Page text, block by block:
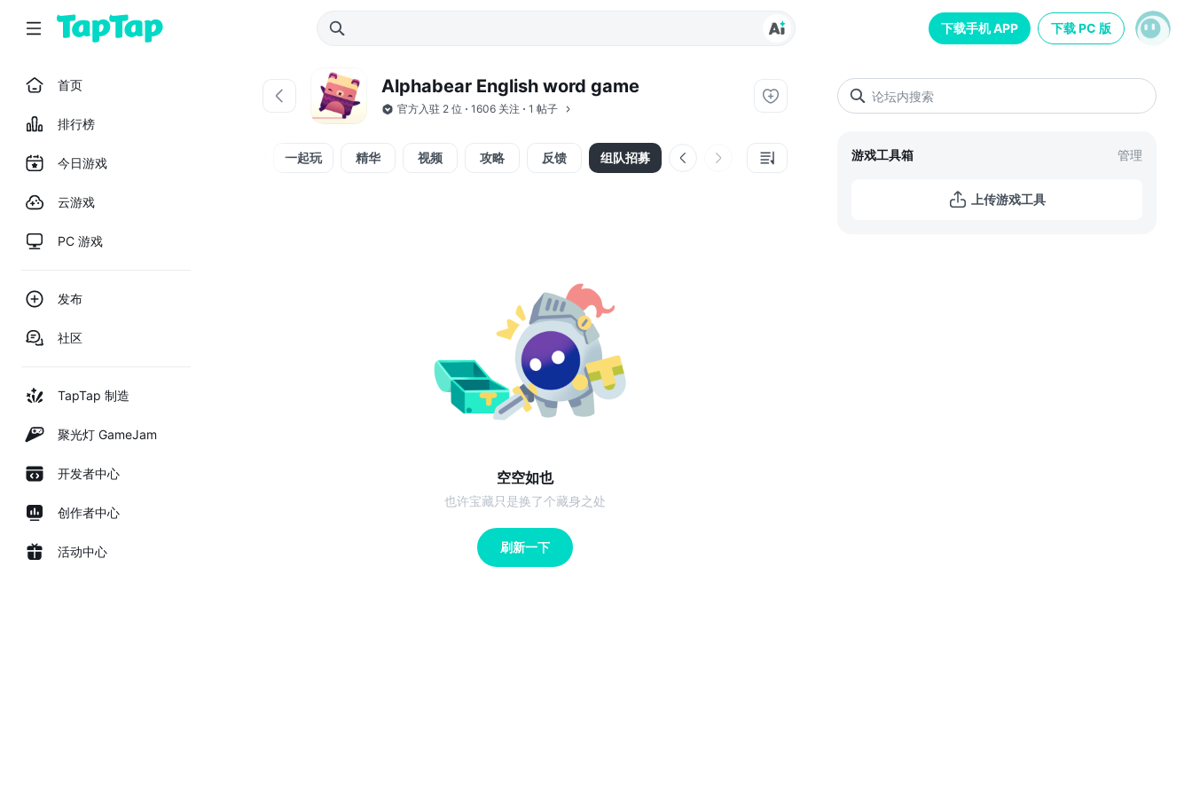
下载手机 APP 下载 PC 版
首页
排行榜
今日游戏
云游戏
PC 游戏
发布
社区
TapTap 制造
聚光灯 GameJam
开发者中心
创作者中心
活动中心
Alphabear English word game
官方入驻 2 位 1606 关注 1 帖子
全部 一起玩 精华 视频 攻略 反馈 组队招募
空空如也
也许宝藏只是换了个藏身之处
刷新一下
游戏工具箱 管理
上传游戏工具